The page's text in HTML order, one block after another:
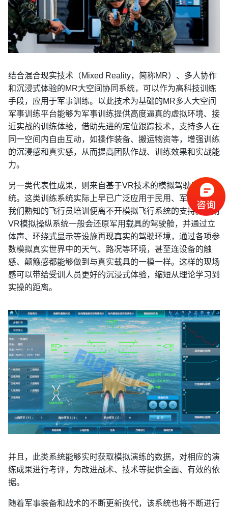
结合混合现实技术（Mixed Reality，简称MR）、多人协作
和沉浸式体验的MR大空间协同系统，可以作为高科技训练
手段，应用于军事训练。以此技术为基础的MR多人大空间
军事训练平台能够为军事训练提供高度逼真的虚拟环境、接
近实战的训练体验，借助先进的定位跟踪技术，支持多人在
同一空间内自由互动，如操作装备、搬运物资等，增强训练
的沉浸感和真实感，从而提高团队作战、训练效果和实战能
力。
另一类代表性成果，则来自基于VR技术的模拟驾驶训练系
统。这类训练系统实际上早已广泛应用于民用、军用领域，
我们熟知的飞行员培训便离不开模拟飞行系统的支持。军用
VR模拟操纵系统一般会还原军用载具的驾驶舱，并通过立
体声、环绕式显示等设施再现真实的驾驶环境，通过各项参
数模拟真实世界中的天气、路况等环境，甚至连设备的触
感、颠簸感都能够做到与真实载具的一模一样。这样的现场
感可以带给受训人员更好的沉浸式体验，缩短从理论学习到
实操的距离。
并且，此类系统能够实时获取模拟演练的数据，对相应的演
练成果进行考评，为改进战术、技术等提供全面、有效的依
据。
随着军事装备和战术的不断更新换代，该系统也将不断进行